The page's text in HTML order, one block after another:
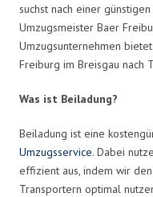
suchst nach einer
Umzugsmeister Baer
Umzugsunternehmen
Freiburg im Breisgau nach
Was ist Beiladung?
Beiladung ist eine
Umzugsservice. Dabei
effizient aus, indem wir
Transportern optimal